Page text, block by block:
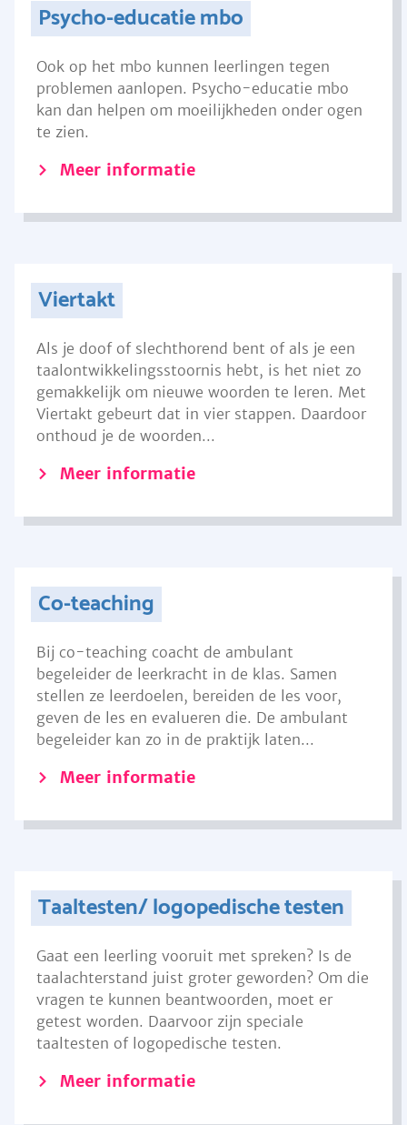
Psycho-educatie mbo
Ook op het mbo kunnen leerlingen tegen
problemen aanlopen. Psycho-educatie mbo
kan dan helpen om moeilijkheden onder ogen
te zien.
Meer informatie
Viertakt
Als je doof of slechthorend bent of als je een
taalontwikkelingsstoornis hebt, is het niet zo
gemakkelijk om nieuwe woorden te leren. Met
Viertakt gebeurt dat in vier stappen. Daardoor
onthoud je de woorden...
Meer informatie
Co-teaching
Bij co-teaching coacht de ambulant
begeleider de leerkracht in de klas. Samen
stellen ze leerdoelen, bereiden de les voor,
geven de les en evalueren die. De ambulant
begeleider kan zo in de praktijk laten...
Meer informatie
Taaltesten/ logopedische testen
Gaat een leerling vooruit met spreken? Is de
taalachterstand juist groter geworden? Om die
vragen te kunnen beantwoorden, moet er
getest worden. Daarvoor zijn speciale
taaltesten of logopedische testen.
Meer informatie